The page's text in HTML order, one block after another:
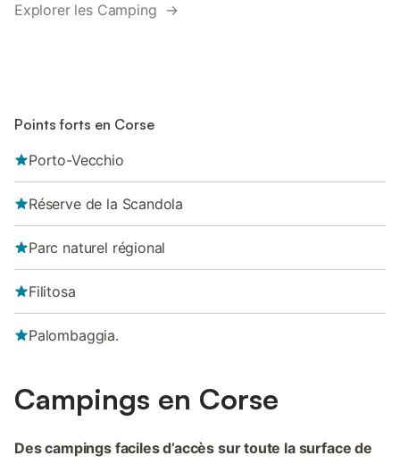
Explorer les Camping →
Points forts en Corse
Porto-Vecchio
Réserve de la Scandola
Parc naturel régional
Filitosa
Palombaggia.
Campings en Corse
Des campings faciles d’accès sur toute la surface de